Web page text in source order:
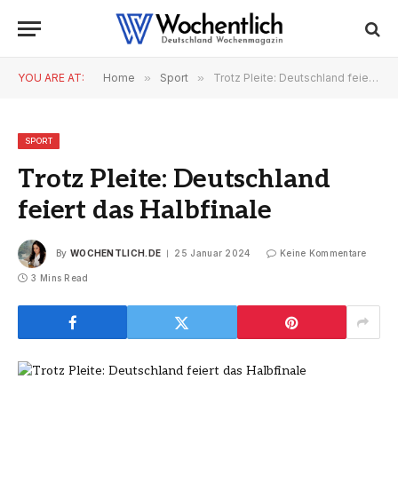
YOU ARE AT: Home » Sport » Trotz Pleite: Deutschland feiert das Halbfinale
SPORT
Trotz Pleite: Deutschland
feiert das Halbfinale
By WOCHENTLICH.DE 25 Januar 2024 Keine Kommentare
3 Mins Read